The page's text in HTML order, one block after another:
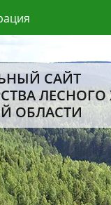
САЙТ
ЛЕСНОГО
ОБЛАСТИ